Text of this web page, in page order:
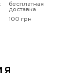
бесплатная
доставка
100 грн